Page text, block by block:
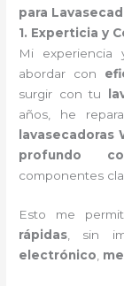
para
1. Experticia y
Mi experiencia
abordar con
surgir con tu
años, he
lavasecadoras
profundo
componentes
Esto me
rápidas, sin
electrónico,